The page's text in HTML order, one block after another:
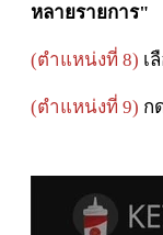
หลายรายการ"
(ตำแหน่งที่ 8) เ
(ตำแหน่งที่ 9) ก